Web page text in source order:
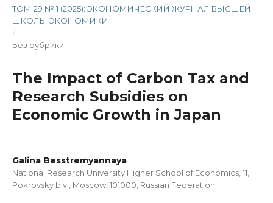
ТОМ 29 № 1 (2025): ЭКОНОМИЧЕСКИЙ ЖУРНАЛ ВЫСШЕЙ
ШКОЛЫ ЭКОНОМИКИ
/
Без рубрики
The Impact of Carbon Tax and
Research Subsidies on
Economic Growth in Japan
Galina Besstremyannaya
National Research University Higher School of Economics, 11,
Pokrovsky blv., Moscow, 101000, Russian Federation